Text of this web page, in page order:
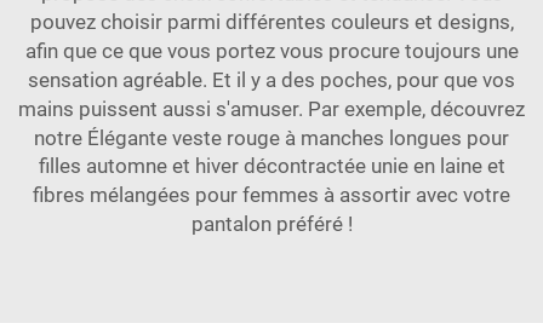
pouvez choisir parmi différentes couleurs et designs,
afin que ce que vous portez vous procure toujours une
sensation agréable. Et il y a des poches, pour que vos
mains puissent aussi s'amuser. Par exemple, découvrez
notre Élégante veste rouge à manches longues pour
filles automne et hiver décontractée unie en laine et
fibres mélangées pour femmes à assortir avec votre
pantalon préféré !